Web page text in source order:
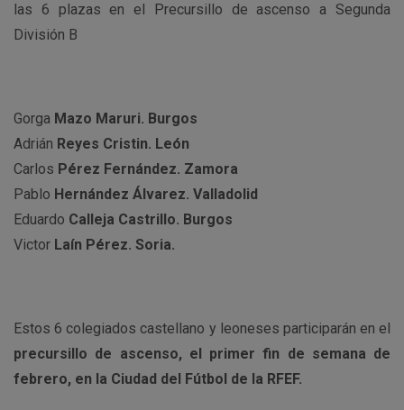
las 6 plazas en el Precursillo de ascenso a Segunda
División B
Gorga Mazo Maruri. Burgos
Adrián Reyes Cristin. León
Carlos Pérez Fernández. Zamora
Pablo Hernández Álvarez. Valladolid
Eduardo Calleja Castrillo. Burgos
Victor Laín Pérez. Soria.
Estos 6 colegiados castellano y leoneses participarán en el
precursillo de ascenso, el primer fin de semana de
febrero, en la Ciudad del Fútbol de la RFEF.